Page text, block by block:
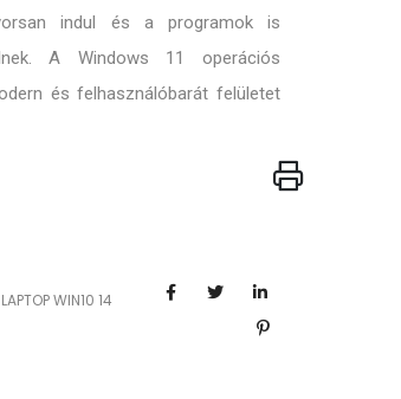
indul és a programok is
A Windows 11 operációs
és felhasználóbarát felületet
LAPTOPWIN10 14